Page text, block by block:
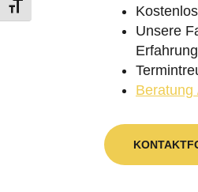
Unsere
Beratung